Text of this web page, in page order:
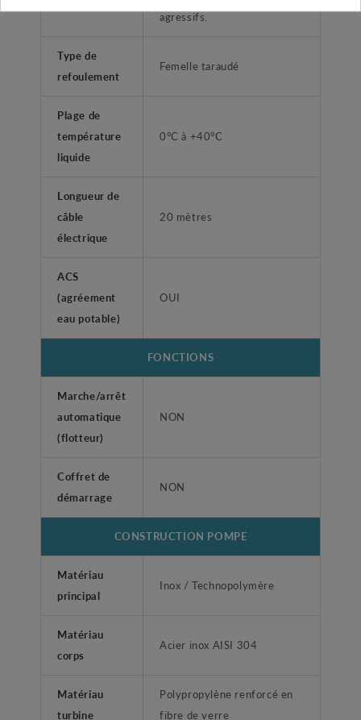
agressifs.
Type de
refoulement
Femelle taraudé
Plage de
température
liquide
0°C à +40°C
Longueur de
câble
électrique
20 mètres
ACS
(agréement
eau potable)
OUI
FONCTIONS
Marche/arrêt
automatique
(flotteur)
NON
Coffret de
démarrage
NON
CONSTRUCTION POMPE
Matériau
principal
Inox / Technopolymère
Matériau
corps
Acier inox AISI 304
Matériau
turbine
Polypropylène renforcé en
fibre de verre